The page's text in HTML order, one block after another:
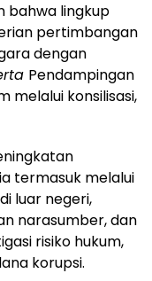
bahwa lingkup
pertimbangan
dengan
Pendampingan
melalui konsilisasi,
termasuk melalui
luar negeri,
narasumber, dan
risiko hukum,
korupsi.